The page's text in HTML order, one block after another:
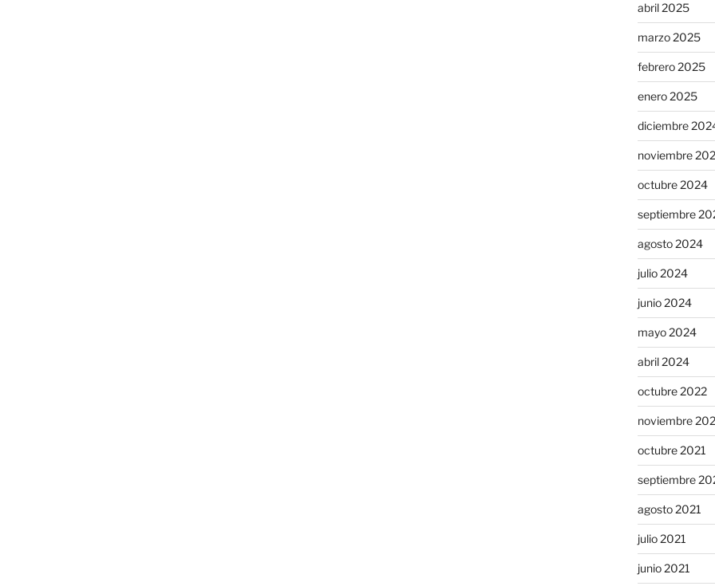
abril 2025
marzo 2025
febrero 2025
enero 2025
diciembre
noviembre
octubre 2024
septiembre
agosto 2024
julio 2024
junio 2024
mayo 2024
abril 2024
octubre 2022
noviembre
octubre 2021
septiembre
agosto 2021
julio 2021
junio 2021